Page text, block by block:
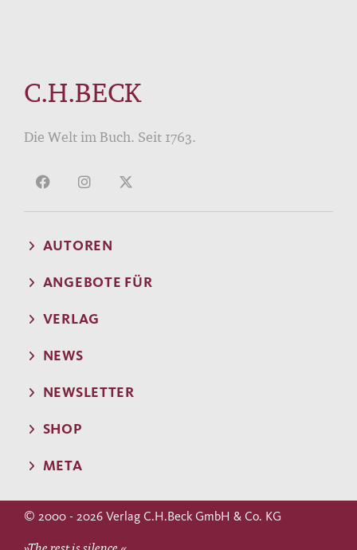
C.H.BECK
Die Welt im Buch. Seit 1763.
AUTOREN
ANGEBOTE FÜR
VERLAG
NEWS
NEWSLETTER
SHOP
META
© 2000 - 2026 Verlag C.H.Beck GmbH & Co. KG